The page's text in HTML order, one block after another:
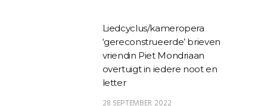
Liedcyclus/kameropera
‘gereconstrueerde’ brieven
vriendin Piet Mondriaan
overtuigt in iedere noot en
letter
28 SEPTEMBER 2022